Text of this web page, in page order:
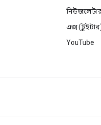
এক্স
YouTube